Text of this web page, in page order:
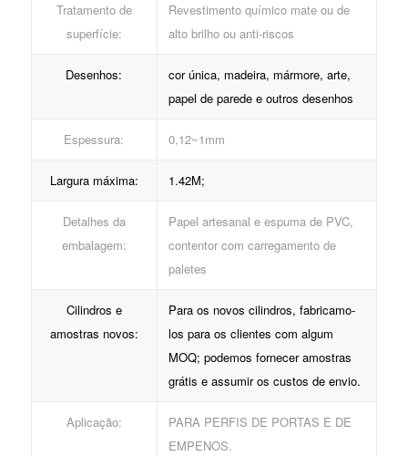
Tratamento de
superfície:
Revestimento químico mate ou de
alto brilho ou anti-riscos
Desenhos:
cor única, madeira, mármore, arte,
papel de parede e outros desenhos
Espessura: 0,12~1mm
Largura máxima: 1.42M;
Detalhes da
embalagem:
Papel artesanal e espuma de PVC,
contentor com carregamento de
paletes
Cilindros e
amostras novos:
Para os novos cilindros, fabricamo-
los para os clientes com algum
MOQ; podemos fornecer amostras
grátis e assumir os custos de envio.
Aplicação:
PARA PERFIS DE PORTAS E DE
EMPENOS.